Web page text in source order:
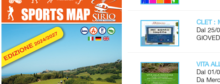
CLET :
Dal 25/
VITA
Dal 01/
Da